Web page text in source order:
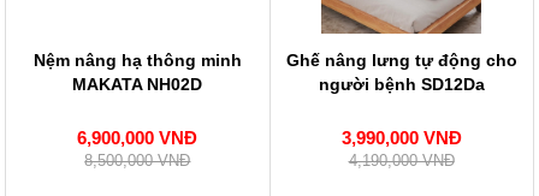
Nệm nâng hạ thông minh
MAKATA NH02D
6,900,000 VNĐ
8,500,000 VNĐ
Ghế nâng lưng tự động cho
người bệnh SD12Da
3,990,000 VNĐ
4,190,000 VNĐ